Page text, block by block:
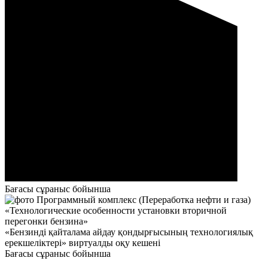
Бағасы сұраныс бойынша
«Бензинді қайталама айдау қондырғысының технологиялық
ерекшеліктері» виртуалды оқу кешені
Бағасы сұраныс бойынша